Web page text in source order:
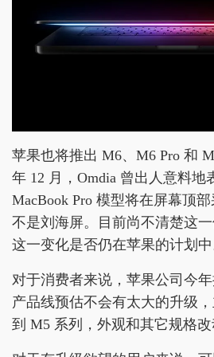
苹果也将推出 M6、M6 Pro 和
年 12 月，Omdia 曾出人意料地
MacBook Pro 模型将在屏幕顶
不是刘海屏。目前尚不清楚这
这一变化是否仍在苹果的计划中
对于消费者来说，苹果公司今
产品线预估不会有太大的升级
到 M5 系列，外观和其它规格改